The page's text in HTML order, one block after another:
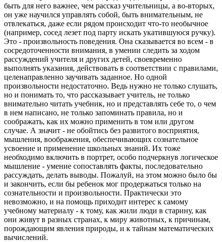
быть для него важнее, чем рассказ учительницы, а во-вторых,
он уже научился управлять собой, быть внимательным, не
отвлекаться, даже если рядом происходит что-то необычное
(например, сосед лезет под парту искать укатившуюся ручку).
Это - произвольность поведения. Она сказывается во всем - в
сосредоточенности внимания, в умении следить за ходом
рассуждений учителя и других детей, своевременно
выполнять указания, действовать в соответствии с правилами,
целенаправленно заучивать заданное. Но одной
произвольности недостаточно. Ведь нужно не только слушать,
но и понимать то, что рассказывает учитель, не только
внимательно читать учебник, но и представлять себе то, о чем
в нем написано, не только запоминать правила, но и
соображать, как их можно применить в том или другом
случае. А значит - не обойтись без развитого восприятия,
мышления, воображения, обеспечивающих сознательное
усвоение и применение школьных знаний. Их тоже
необходимо включить в портрет, особо подчеркнув логическое
мышление - умение сопоставлять факты, последовательно
рассуждать, делать выводы. Пожалуй, на этом можно было бы
и закончить, если бы ребенок мог продержаться только на
сознательности и произвольности. Практически это
невозможно, и на помощь приходит интерес к самому
учебному материалу - к тому, как жили люди в старину, как
они живут в разных странах, к миру животных, к причинам,
порождающим явления природы, и к тайнам математических
вычислений.